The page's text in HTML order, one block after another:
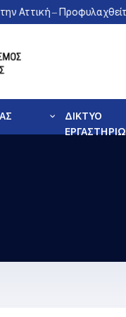
– Προφυλαχθείτε
ΔΙΚΤΥΟ